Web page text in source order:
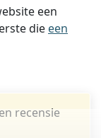
een
die een
recensie